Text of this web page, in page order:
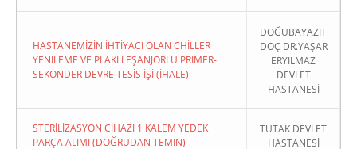
HASTANEMİZİN İHTİYACI OLAN CHİLLER
YENİLEME VE PLAKLI EŞANJÖRLÜ PRİMER-
SEKONDER DEVRE TESİS İŞİ (İHALE)
DOĞUBAYAZIT
DOÇ DR.YAŞAR
ERYILMAZ
DEVLET
HASTANESİ
STERİLİZASYON CİHAZI 1 KALEM YEDEK
PARÇA ALIMI (DOĞRUDAN TEMIN)
TUTAK DEVLET
HASTANESİ